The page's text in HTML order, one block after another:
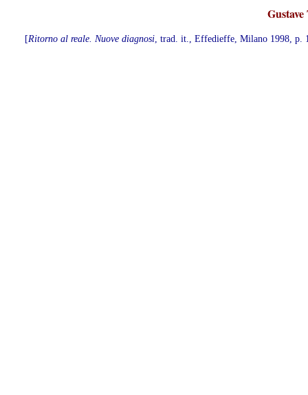
[Ritorno al reale. Nuove diagnosi, trad. it., Effedieffe, Milano 1998, p.